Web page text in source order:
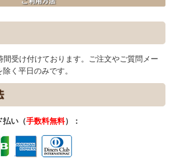
間受け付けております。ご注文やご質問メー
く平日のみです。
払い（手数料無料）：